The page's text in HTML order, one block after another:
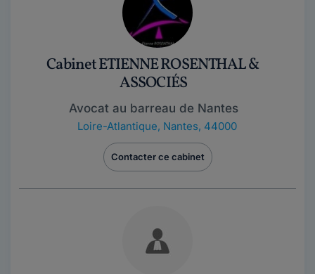
Cabinet ETIENNE ROSENTHAL &
ASSOCIÉS
Avocat au barreau de Nantes
Loire-Atlantique, Nantes, 44000
Contacter ce cabinet